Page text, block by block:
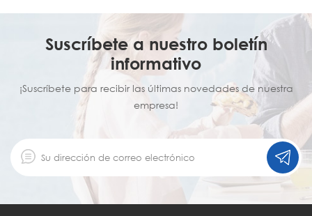
Suscríbete a nuestro boletín
informativo
¡Suscríbete para recibir las últimas novedades de nuestra
empresa!